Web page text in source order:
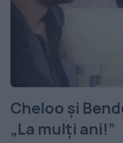
Cheloo și
„La mulți ani!”